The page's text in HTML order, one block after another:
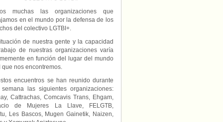
muchas las organizaciones que
en el mundo por la defensa de los
del colectivo LGTBI+.
de nuestra gente y la capacidad
de nuestras organizaciones varía
en función del lugar del mundo
que nos encontremos.
encuentros se han reunido durante
las siguientes organizaciones:
Cattrachas, Comcavis Trans, Ehgam,
de Mujeres La Llave, FELGTB,
Les Bascos, Mugen Gainetik, Naizen,